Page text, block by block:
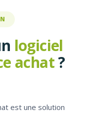
logiciel
achat?
est une solution